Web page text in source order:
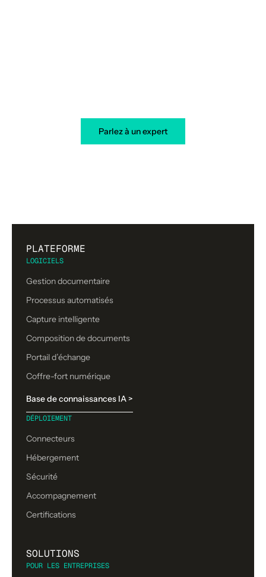
Parlez à un expert
PLATEFORME
LOGICIELS
Gestion documentaire
Processus automatisés
Capture intelligente
Composition de documents
Portail d’échange
Coffre-fort numérique
Base de connaissances IA >
DÉPLOIEMENT
Connecteurs
Hébergement
Sécurité
Accompagnement
Certifications
SOLUTIONS
POUR LES ENTREPRISES